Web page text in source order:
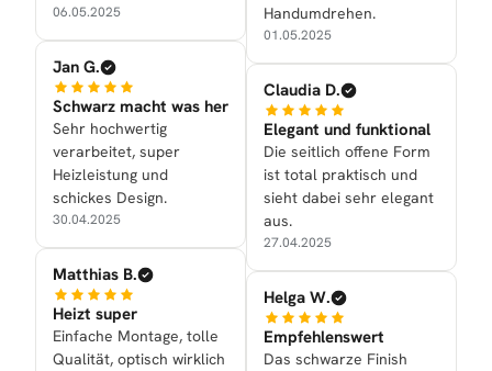
06.05.2025
Jan G.
Schwarz macht was her
Sehr hochwertig
verarbeitet, super
Heizleistung und
schickes Design.
30.04.2025
Matthias B.
Heizt super
Einfache Montage, tolle
Qualität, optisch wirklich
Handumdrehen.
01.05.2025
Claudia D.
Elegant und funktional
Die seitlich offene Form
ist total praktisch und
sieht dabei sehr elegant
aus.
27.04.2025
Helga W.
Empfehlenswert
Das schwarze Finish